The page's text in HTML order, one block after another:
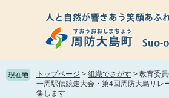
頭
で
飛
ば
現在地 トップページ > 組織でさがす > 教育委
一周駅伝競走大会・第4回周防大島リレ
集します